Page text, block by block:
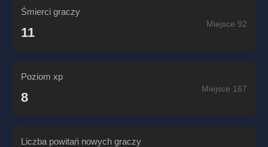
Śmierci graczy
11
Miejsce 92
Poziom xp
8
Miejsce 167
Liczba powitań nowych graczy